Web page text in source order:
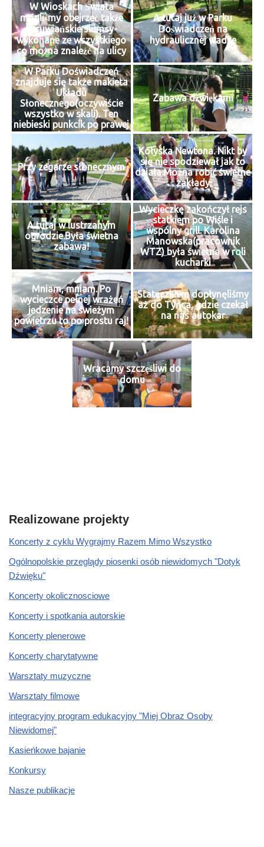
W Wioskach Świata
mogliśmy obejrzeć także
peruwiańskie slumsy-
wykonane ze wszystkiego
co można znaleźć na ulicy
A tutaj już w Parku
Doświadczeń na
hydraulicznej wadze
W Parku Doświadczeń
znajduje się także makieta
Układu
Słonecznego(oczywiście
wszystko w skali). Ten
niebieski punkcik po prawej
stronie to Ziemia
Zabawa dźwiękami
Przy zegarze słonecznym
Kołyska Newtona. Nikt by
się nie spodziewał jak to
działa.Można robić świetne
zakłady
A tutaj w lustrzanym
ogrodzie.Była świetna
zabawa!
Wycieczkę zakończył rejs
statkiem po Wiśle i
wspólny grill. Karolina
Manowska(pracownik
WTZ) była świetna w roli
kucharki
Mniam, mniam. Po
wycieczce pełnej wrażeń
jedzenie na świeżym
powietrzu to po prostu raj!
Stateczkiem dopłynęliśmy
aż do Tyńca, gdzie czekał
na nas autokar
Wracamy szczęśliwi do
domu
Realizowane projekty
Koncerty z cyklu Wygrajmy Razem Mimo Wszystko
Ogólnopolskie przeglądy piosenki osób niewidomych "Dotyk
Dźwięku"
Koncerty okolicznosciowe
Koncerty i spotkania autorskie
Koncerty plenerowe
Koncerty charytatywne
Warsztaty muzyczne
Warsztaty filmowe
integracyjny program edukacyjny "Miej Obraz Osoby
Niewidomej"
Kasieńkowe bajanie
Konkursy
Nasze publikacje